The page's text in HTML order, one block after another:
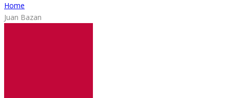
Home
Juan Bazan